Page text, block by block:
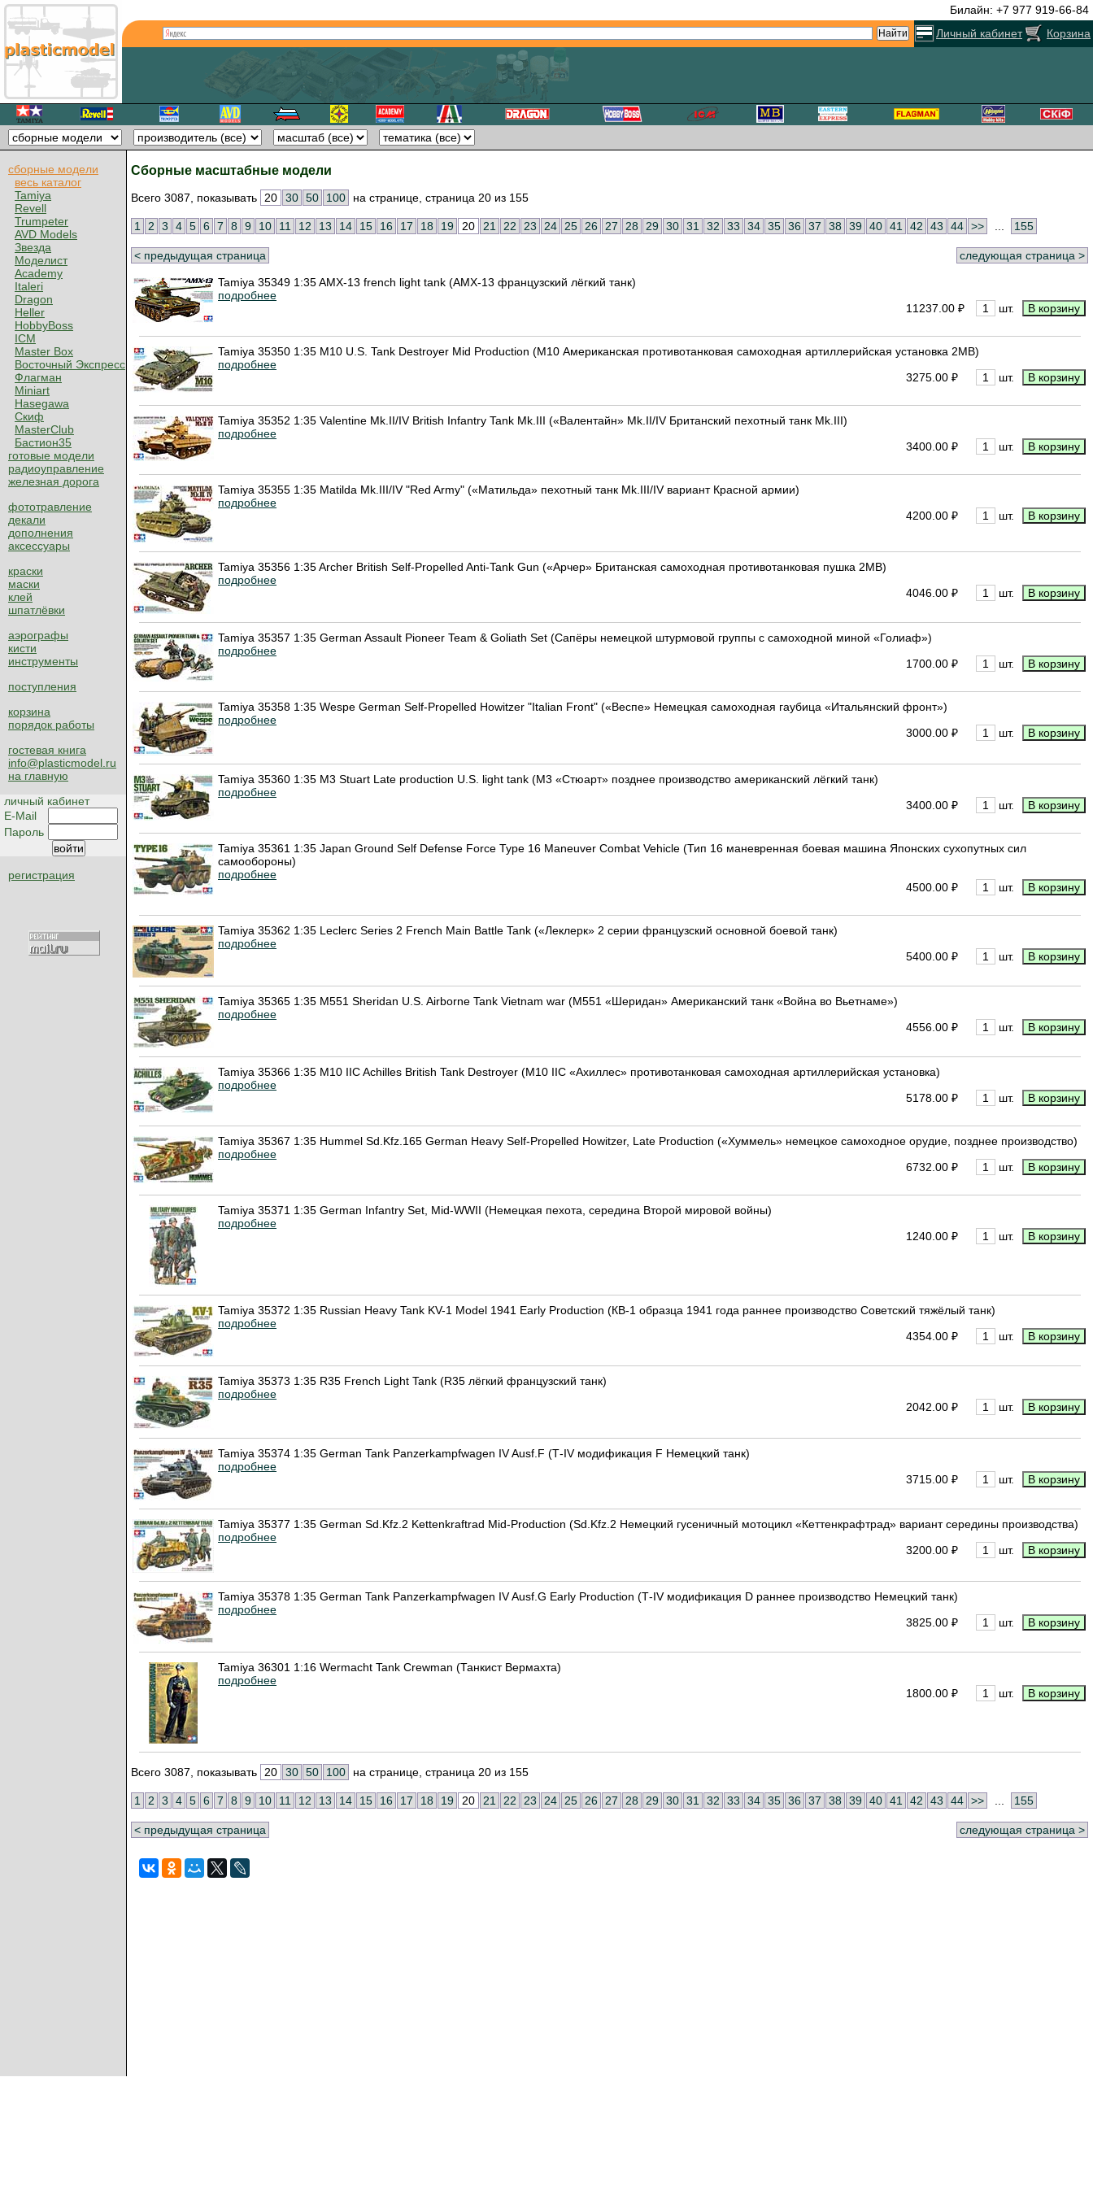
Билайн: +7 977 919-66-84
Личный кабинет
Корзина
сборные модели
весь каталог
Tamiya
Revell
Trumpeter
AVD Models
Звезда
Моделист
Academy
Italeri
Dragon
Heller
HobbyBoss
ICM
Master Box
Восточный Экспресс
Флагман
Miniart
Hasegawa
Скиф
MasterClub
Бастион35
готовые модели
радиоуправление
железная дорога
фототравление
декали
дополнения
аксессуары
краски
маски
клей
шпатлёвки
аэрографы
кисти
инструменты
поступления
корзина
порядок работы
гостевая книга
info@plasticmodel.ru
на главную
личный кабинет
E-Mail
Пароль
регистрация
Сборные масштабные модели
Всего 3087, показывать 20 30 50 100 на странице, страница 20 из 155
1 2 3 4 5 6 7 8 9 10 11 12 13 14 15 16 17 18 19 20 21 22 23 24 25 26 27 28 29 30 31 32 33 34 35 36 37 38 39 40 41 42 43 44 >> 155
< предыдущая страница следующая страница >
Tamiya 35349 1:35 AMX-13 french light tank (AMX-13 французский лёгкий танк)
подробнее
11237.00 ₽
шт.
Tamiya 35350 1:35 M10 U.S. Tank Destroyer Mid Production (М10 Американская противотанковая самоходная артиллерийская установка 2МВ)
подробнее
3275.00 ₽
шт.
Tamiya 35352 1:35 Valentine Mk.II/IV British Infantry Tank Mk.III («Валентайн» Mk.II/IV Британский пехотный танк Mk.III)
подробнее
3400.00 ₽
шт.
Tamiya 35355 1:35 Matilda Mk.III/IV "Red Army" («Матильда» пехотный танк Mk.III/IV вариант Красной армии)
подробнее
4200.00 ₽
шт.
Tamiya 35356 1:35 Archer British Self-Propelled Anti-Tank Gun («Арчер» Британская самоходная противотанковая пушка 2МВ)
подробнее
4046.00 ₽
шт.
Tamiya 35357 1:35 German Assault Pioneer Team & Goliath Set (Сапёры немецкой штурмовой группы с самоходной миной «Голиаф»)
подробнее
1700.00 ₽
шт.
Tamiya 35358 1:35 Wespe German Self-Propelled Howitzer "Italian Front" («Веспе» Немецкая самоходная гаубица «Итальянский фронт»)
подробнее
3000.00 ₽
шт.
Tamiya 35360 1:35 M3 Stuart Late production U.S. light tank (М3 «Стюарт» позднее производство американский лёгкий танк)
подробнее
3400.00 ₽
шт.
Tamiya 35361 1:35 Japan Ground Self Defense Force Type 16 Maneuver Combat Vehicle (Тип 16 маневренная боевая машина Японских сухопутных сил
самообороны)
подробнее
4500.00 ₽
шт.
Tamiya 35362 1:35 Leclerc Series 2 French Main Battle Tank («Леклерк» 2 серии французский основной боевой танк)
подробнее
5400.00 ₽
шт.
Tamiya 35365 1:35 М551 Sheridan U.S. Airborne Tank Vietnam war (М551 «Шеридан» Американский танк «Война во Вьетнаме»)
подробнее
4556.00 ₽
шт.
Tamiya 35366 1:35 M10 IIC Achilles British Tank Destroyer (M10 IIC «Ахиллес» противотанковая самоходная артиллерийская установка)
подробнее
5178.00 ₽
шт.
Tamiya 35367 1:35 Hummel Sd.Kfz.165 German Heavy Self-Propelled Howitzer, Late Production («Хуммель» немецкое самоходное орудие, позднее производство)
подробнее
6732.00 ₽
шт.
Tamiya 35371 1:35 German Infantry Set, Mid-WWII (Немецкая пехота, середина Второй мировой войны)
подробнее
1240.00 ₽
шт.
Tamiya 35372 1:35 Russian Heavy Tank KV-1 Model 1941 Early Production (КВ-1 образца 1941 года раннее производство Советский тяжёлый танк)
подробнее
4354.00 ₽
шт.
Tamiya 35373 1:35 R35 French Light Tank (R35 лёгкий французский танк)
подробнее
2042.00 ₽
шт.
Tamiya 35374 1:35 German Tank Panzerkampfwagen IV Ausf.F (Т-IV модификация F Немецкий танк)
подробнее
3715.00 ₽
шт.
Tamiya 35377 1:35 German Sd.Kfz.2 Kettenkraftrad Mid-Production (Sd.Kfz.2 Немецкий гусеничный мотоцикл «Кеттенкрафтрад» вариант середины производства)
подробнее
3200.00 ₽
шт.
Tamiya 35378 1:35 German Tank Panzerkampfwagen IV Ausf.G Early Production (Т-IV модификация D раннее производство Немецкий танк)
подробнее
3825.00 ₽
шт.
Tamiya 36301 1:16 Wermacht Tank Crewman (Танкист Вермахта)
подробнее
1800.00 ₽
шт.
Всего 3087, показывать 20 30 50 100 на странице, страница 20 из 155
1 2 3 4 5 6 7 8 9 10 11 12 13 14 15 16 17 18 19 20 21 22 23 24 25 26 27 28 29 30 31 32 33 34 35 36 37 38 39 40 41 42 43 44 >> 155
< предыдущая страница следующая страница >